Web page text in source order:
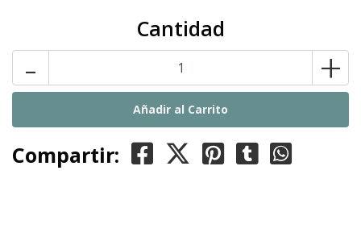
Cantidad
- +
Compartir: